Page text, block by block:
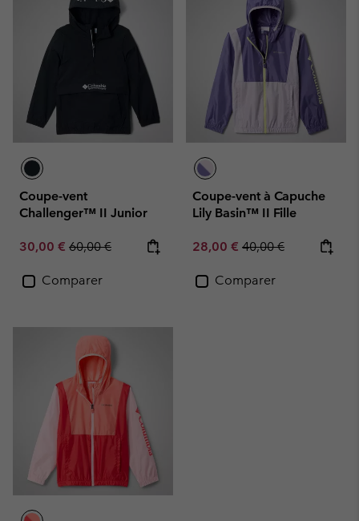
Coupe-vent
Challenger™ II Junior
Sale price:
30,00 € Regular price:
60,00 €
Comparer
Coupe-vent à Capuche
Lily Basin™ II Fille
Sale price:
28,00 € Regular price:
40,00 €
Comparer